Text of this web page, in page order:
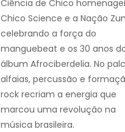
Ciência de Chico
Chico Science e a Nação
celebrando a força do
manguebeat e os 30 anos
álbum Afrociberdelia. No
alfaias, percussão e
rock recriam a energia que
marcou uma revolução na
música brasileira.